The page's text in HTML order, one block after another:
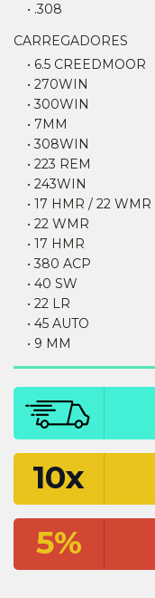
• .308
CARREGADORES
• 6.5 CREEDMOOR
• 270WIN
• 300WIN
• 7MM
• 308WIN
• 223 REM
• 243WIN
• 17 HMR / 22 WMR
• 22 WMR
• 17 HMR
• 380 ACP
• 40 SW
• 22 LR
• 45 AUTO
• 9 MM
10x
5%